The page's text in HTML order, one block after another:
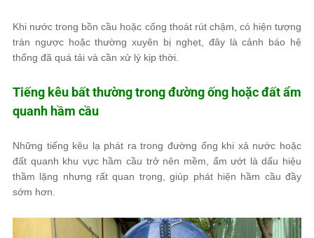
Khi nước trong bồn cầu hoặc cống thoát rút chậm, có hiện tượng
tràn ngược hoặc thường xuyên bị nghẹt, đây là cảnh báo hệ
thống đã quá tải và cần xử lý kịp thời.
Tiếng kêu bất thường trong đường ống hoặc đất ẩm
quanh hầm cầu
Những tiếng kêu lạ phát ra trong đường ống khi xả nước hoặc
đất quanh khu vực hầm cầu trở nên mềm, ẩm ướt là dấu hiệu
thầm lặng nhưng rất quan trọng, giúp phát hiện hầm cầu đầy
sớm hơn.